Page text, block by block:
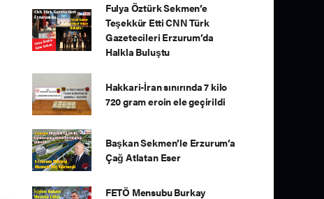
Fulya Öztürk Sekmen’e
Teşekkür Etti CNN Türk
Gazetecileri Erzurum’da
Halkla Buluştu
Hakkari-İran sınırında 7 kilo
720 gram eroin ele geçirildi
Başkan Sekmen’le Erzurum’a
Çağ Atlatan Eser
FETÖ Mensubu Burkay